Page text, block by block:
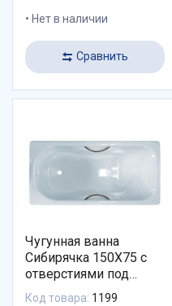
Нет в наличии
Сравнить
Чугунная ванна
Сибирячка 150X75 с
отверстиями под
ручки, Универсал
Код товара: 1199